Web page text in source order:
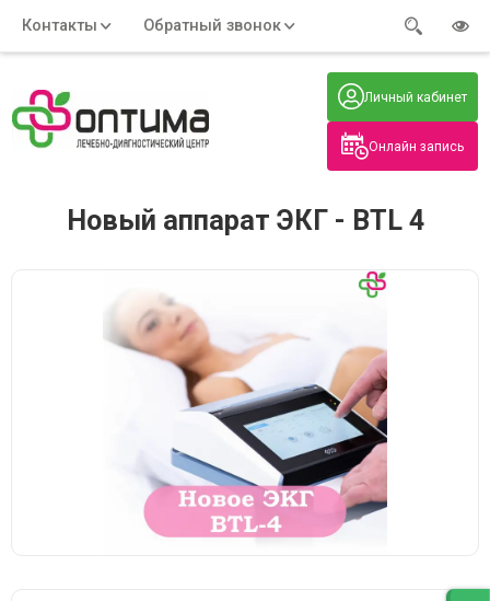
Онлайн запись
Личный кабинет
Контакты
Обратный звонок
Адрес:
Часы работы: Телефон:
+7 (914) 579-77-99
Нажмите на номер, чтобы
позвонить
Новый аппарат ЭКГ - BTL 4